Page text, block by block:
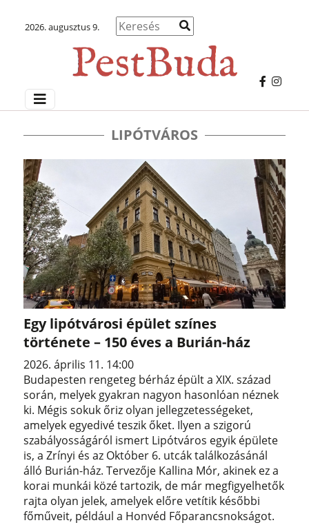
2026. augusztus 9.
LIPÓTVÁROS
Egy lipótvárosi épület színes
története – 150 éves a Burián-ház
2026. április 11. 14:00
Budapesten rengeteg bérház épült a XIX. század
során, melyek gyakran nagyon hasonlóan néznek
ki. Mégis sokuk őriz olyan jellegzetességeket,
amelyek egyedivé teszik őket. Ilyen a szigorú
szabályosságáról ismert Lipótváros egyik épülete
is, a Zrínyi és az Október 6. utcák találkozásánál
álló Burián-ház. Tervezője Kallina Mór, akinek ez a
korai munkái közé tartozik, de már megfigyelhetők
rajta olyan jelek, amelyek előre vetítik későbbi
főműveit, például a Honvéd Főparancsnokságot.